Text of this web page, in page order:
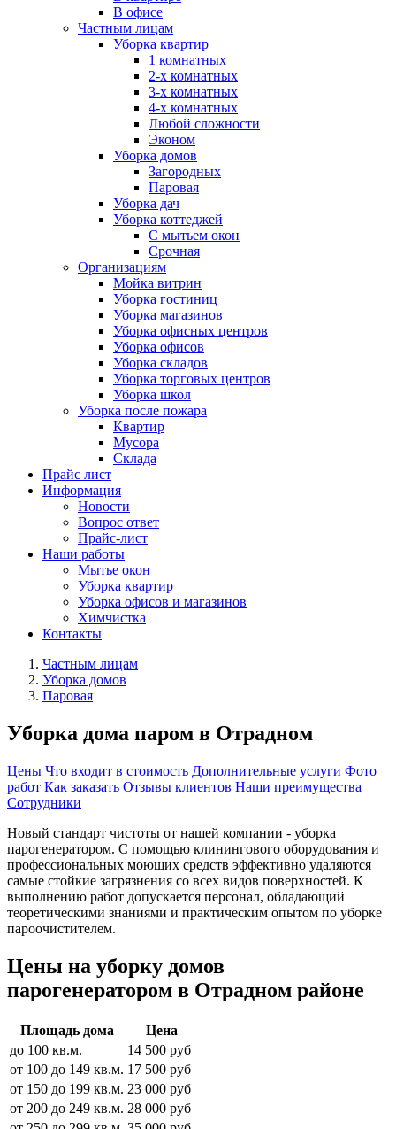
В офисе
Частным лицам
Уборка квартир
1 комнатных
2-х комнатных
3-х комнатных
4-х комнатных
Любой сложности
Эконом
Уборка домов
Загородных
Паровая
Уборка дач
Уборка коттеджей
С мытьем окон
Срочная
Организациям
Мойка витрин
Уборка гостиниц
Уборка магазинов
Уборка офисных центров
Уборка офисов
Уборка складов
Уборка торговых центров
Уборка школ
Уборка после пожара
Квартир
Мусора
Склада
Прайс лист
Информация
Новости
Вопрос ответ
Прайс-лист
Наши работы
Мытье окон
Уборка квартир
Уборка офисов и магазинов
Химчистка
Контакты
Частным лицам
Уборка домов
Паровая
Уборка дома паром в Отрадном
Цены Что входит в стоимость Дополнительные услуги Фото
работ Как заказать Отзывы клиентов Наши преимущества
Сотрудники
Новый стандарт чистоты от нашей компании - уборка
парогенератором. С помощью клинингового оборудования и
профессиональных моющих средств эффективно удаляются
самые стойкие загрязнения со всех видов поверхностей. К
выполнению работ допускается персонал, обладающий
теоретическими знаниями и практическим опытом по уборке
пароочистителем.
Цены на уборку домов
парогенератором в Отрадном районе
Площадь дома
Цена
до 100 кв.м.
14 500 руб
от 100 до 149 кв.м. 17 500 руб
от 150 до 199 кв.м. 23 000 руб
от 200 до 249 кв.м. 28 000 руб